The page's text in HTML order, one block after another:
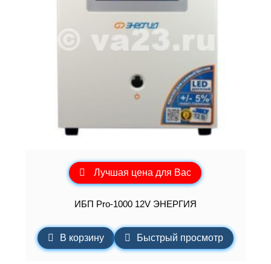
Лучшая цена для Вас
ИБП Pro-1000 12V ЭНЕРГИЯ
В корзину Быстрый просмотр